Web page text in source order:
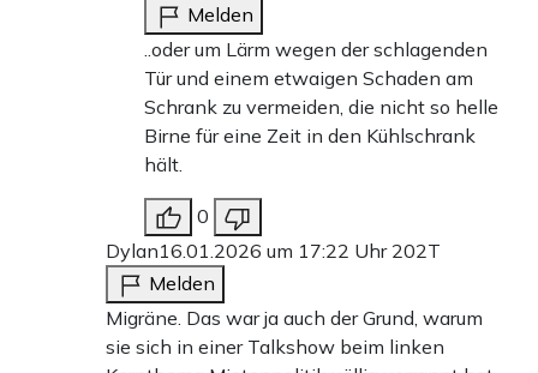
Melden
..oder um Lärm wegen der schlagenden
Tür und einem etwaigen Schaden am
Schrank zu vermeiden, die nicht so helle
Birne für eine Zeit in den Kühlschrank
hält.
0
Dylan16.01.2026 um 17:22 Uhr 202T
Melden
Migräne. Das war ja auch der Grund, warum
sie sich in einer Talkshow beim linken